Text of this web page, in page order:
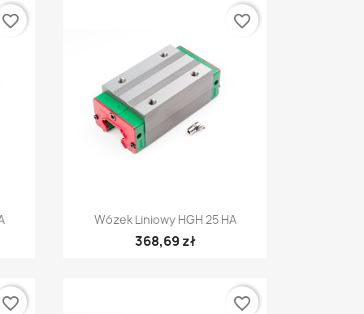
favorite_border
Szybki podgląd
Wózek Liniowy HGH 25 HA
368,69 zł
favorite_border
favorite_border favorite_border